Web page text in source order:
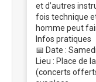
et d’autres
fois technique
homme peut
Infos pratiques
📅 Date :
Lieu : Place de
(concerts